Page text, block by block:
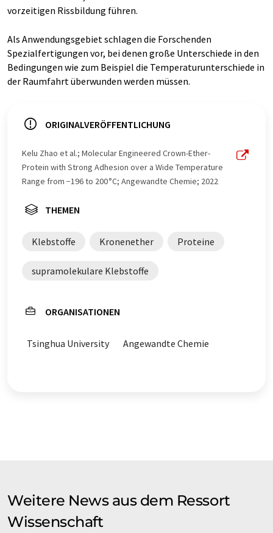
vorzeitigen Rissbildung führen.
Als Anwendungsgebiet schlagen die Forschenden
Spezialfertigungen vor, bei denen große Unterschiede in den
Bedingungen wie zum Beispiel die Temperaturunterschiede in
der Raumfahrt überwunden werden müssen.
ORIGINALVERÖFFENTLICHUNG
Kelu Zhao et al.; Molecular Engineered Crown-Ether-
Protein with Strong Adhesion over a Wide Temperature
Range from −196 to 200 °C; Angewandte Chemie; 2022
THEMEN
Klebstoffe Kronenether Proteine
supramolekulare Klebstoffe
ORGANISATIONEN
Tsinghua University Angewandte Chemie
Weitere News aus dem Ressort
Wissenschaft